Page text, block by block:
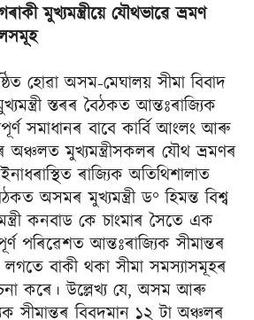
মুখ্যমন্ত্ৰীয়ে যৌথভাৱে ভ্ৰমণ
হোৱা অসম-মেঘালয় সীমা বিবাদ
স্তৰৰ বৈঠকত আন্তঃৰাজ্যিক
সমাধানৰ বাবে কাৰ্বি আংলং আৰু
অঞ্চলত মুখ্যমন্ত্ৰীসকলৰ যৌথ ভ্ৰমণৰ
ৰাজ্যিক অতিথিশালাত
অসমৰ মুখ্যমন্ত্ৰী ড° হিমন্ত বিশ্ব
কনবাড কে চাংমাৰ সৈতে এক
পৰিৱেশত আন্তঃৰাজ্যিক সীমান্তৰ
লগতে বাকী থকা সীমা সমস্যাসমূহৰ
কৰে। উল্লেখ্য যে, অসম আৰু
সীমান্তৰ বিবদমান ১২ টা অঞ্চলৰ